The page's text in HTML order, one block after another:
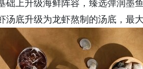
础上升级海鲜阵容，臻选弹润墨
汤底升级为龙虾熬制的汤底，最